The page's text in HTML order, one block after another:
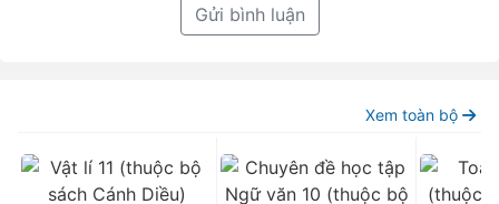
Gửi bình luận
Xem toàn bộ